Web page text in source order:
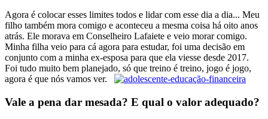
Agora é colocar esses limites todos e lidar com esse dia a dia... Meu
filho também mora comigo e aconteceu a mesma coisa há oito anos
atrás. Ele morava em Conselheiro Lafaiete e veio morar comigo.
Minha filha veio para cá agora para estudar, foi uma decisão em
conjunto com a minha ex-esposa para que ela viesse desde 2017.
Foi tudo muito bem planejado, só que treino é treino, jogo é jogo,
agora é que nós vamos ver.
Vale a pena dar mesada? E qual o valor adequado?